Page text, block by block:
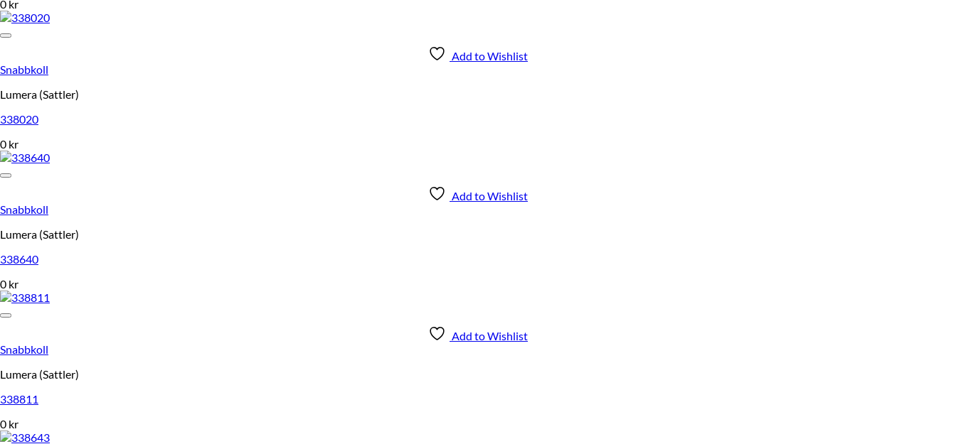
0 kr
Add to Wishlist
Snabbkoll
Lumera (Sattler)
338020
0 kr
Add to Wishlist
Snabbkoll
Lumera (Sattler)
338640
0 kr
Add to Wishlist
Snabbkoll
Lumera (Sattler)
338811
0 kr